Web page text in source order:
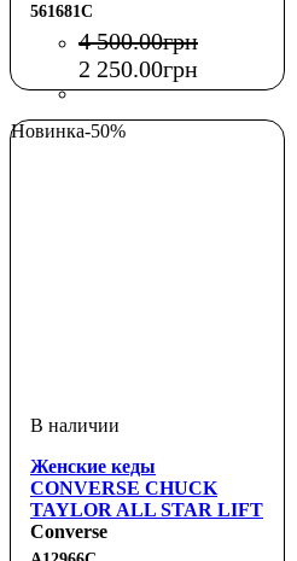
561681C
4 500.00грн
2 250.00грн
Новинка-50%
Женские кеды
CONVERSE CHUCK
TAYLOR ALL STAR LIFT
HI SUEDE BEIGE
Converse